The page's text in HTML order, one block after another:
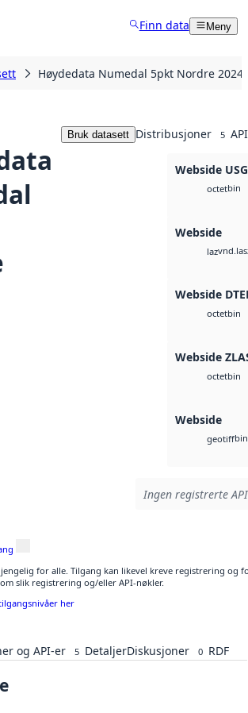
Finn data Meny
Høydedata Numedal 5pkt Nordre 2024
Bruk datasett Distribusjoner 5
Webside
octetbin
Webside
laz
Webside
octetbin
Webside
octetbin
Webside
geotiffbin
Ingen registrerte
for alle. Tilgang kan likevel kreve registrering og
slik registrering og/eller API-nøkler.
her
og API-er 5 DetaljerDiskusjoner 0 RDF